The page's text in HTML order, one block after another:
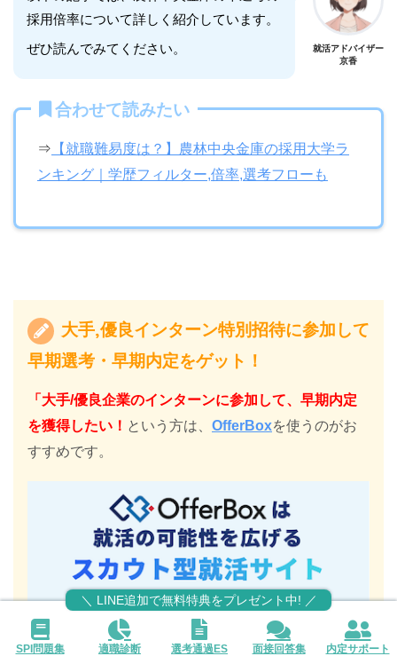
採用倍率について詳しく紹介しています。
ぜひ読んでみてください。
就活アドバイザー
京香
合わせて読みたい
⇒ 【就職難易度は？】農林中央金庫の採用大学ラ
ンキング｜学歴フィルター,倍率,選考フローも
大手,優良インターン特別招待に参加して
早期選考・早期内定をゲット！
「大手/優良企業のインターンに参加して、早期内定
を獲得したい！ という方は、 OfferBoxを使うのがお
すすめです。
SPI問題集 適職診断 選考通過ES 面接回答集 内定サポート
＼ LINE追加で無料特典をプレゼント中! ／